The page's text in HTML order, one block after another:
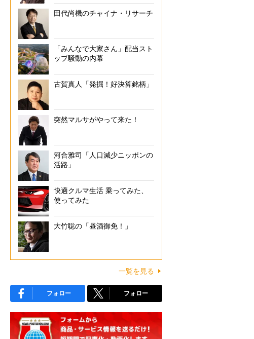
田代尚機のチャイナ・リサーチ
「みんなで大家さん」配当スト
ップ騒動の内幕
古賀真人「発掘！好決算銘柄」
突然マルサがやって来た！
河合雅司「人口減少ニッポンの
活路」
快適クルマ生活 乗ってみた、
使ってみた
大竹聡の「昼酒御免！」
一覧を見る
フォロー フォロー